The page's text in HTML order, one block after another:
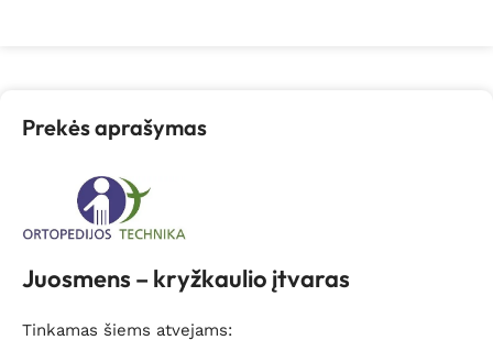
Prekės aprašymas
Juosmens – kryžkaulio įtvaras
Tinkamas šiems atvejams: